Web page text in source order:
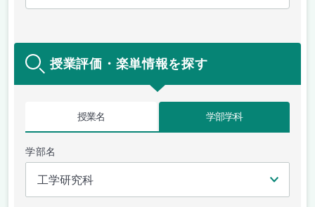
授業評価・楽単情報を探す
授業名 学部学科
学部名